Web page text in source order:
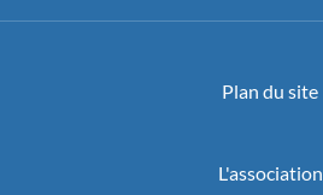
Plan du site
L'association